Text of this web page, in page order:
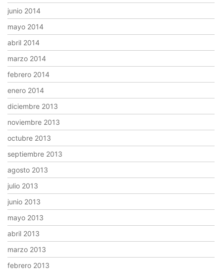
junio 2014
mayo 2014
abril 2014
marzo 2014
febrero 2014
enero 2014
diciembre 2013
noviembre 2013
octubre 2013
septiembre 2013
agosto 2013
julio 2013
junio 2013
mayo 2013
abril 2013
marzo 2013
febrero 2013